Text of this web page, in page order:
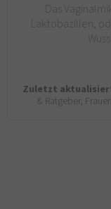
Das
Laktobazillen,
Zuletzt
& Ratgeber,